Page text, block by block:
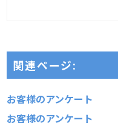
関連ページ:
お客様のアンケート
お客様のアンケート